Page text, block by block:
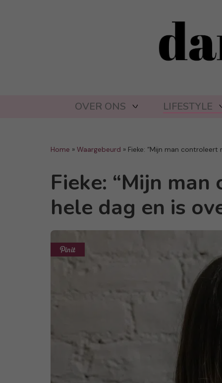
OVER ONS LIFESTYLE
Home » Waargebeurd » Fieke: “Mijn man
Fieke: “Mijn
hele dag en is